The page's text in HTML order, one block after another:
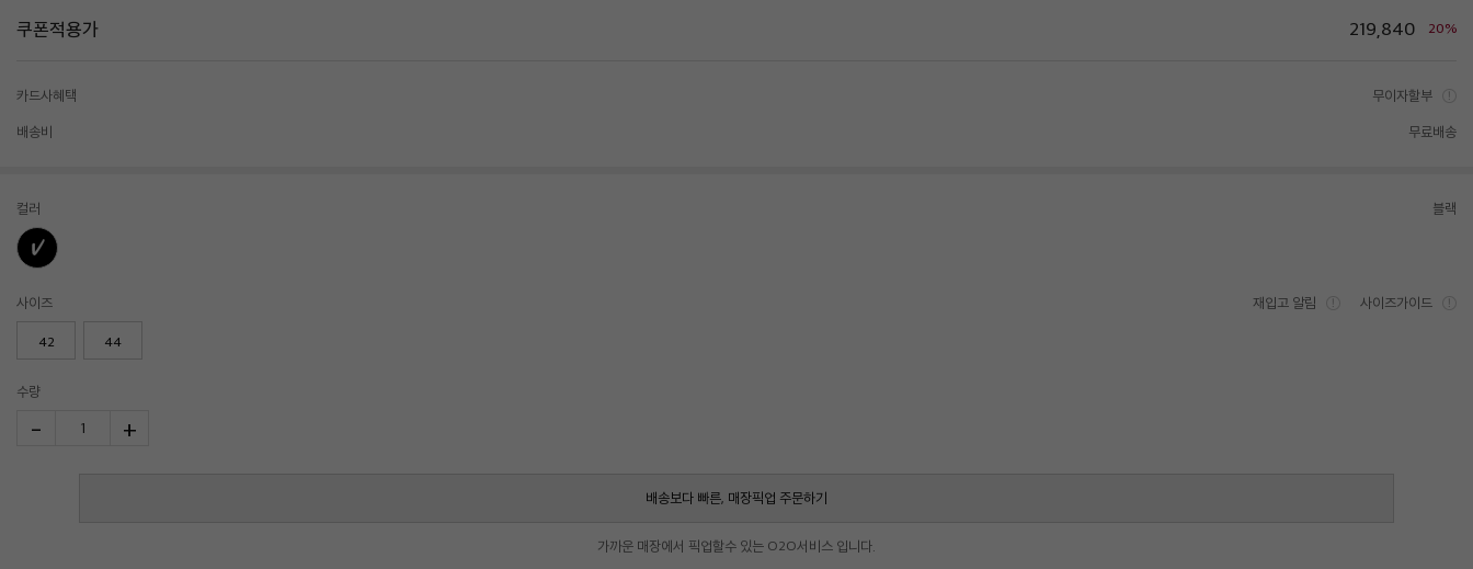
쿠폰적용가 219,840 20%
카드사혜택 무이자할부
배송비 무료배송
컬러 블랙
사이즈 재입고 알림 사이즈가이드
42 44
수량
- 1 +
배송보다 빠른, 매장픽업 주문하기
가까운 매장에서 픽업할수 있는 O2O서비스 입니다.